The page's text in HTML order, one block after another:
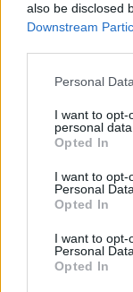
also be disclosed
Downstream
Personal
I want to opt-
personal data.
Opted In
I want to opt-
Personal Data.
Opted In
I want to opt-
Personal
Opted In
μάθετε πρώτοι